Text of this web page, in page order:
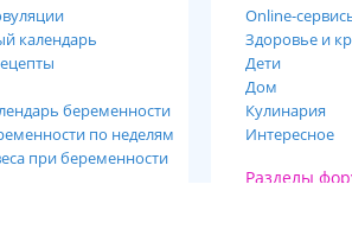
календарь
беременности
по неделям
при беременности
Online-
Здоровье и
Дети
Дом
Кулинария
Интересное
Разделы